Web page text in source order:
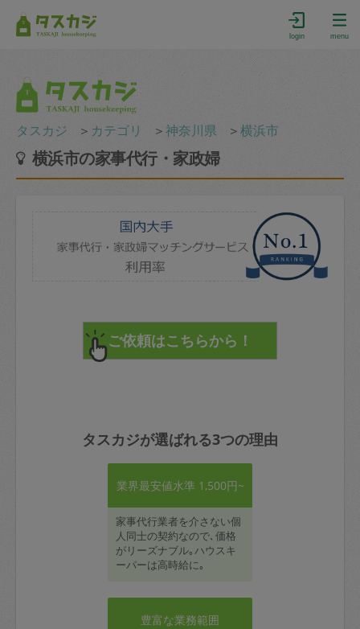
login menu
タスカジ ＞ カテゴリ ＞神奈川県 ＞横浜市
横浜市の家事代行・家政婦
タスカジが選ばれる3つの理由
業界最安値水準 1,500円~
家事代行業者を介さない個
人同士の契約なので､価格
がリーズナブル｡ハウスキ
ーパーは高時給に｡
豊富な業務範囲